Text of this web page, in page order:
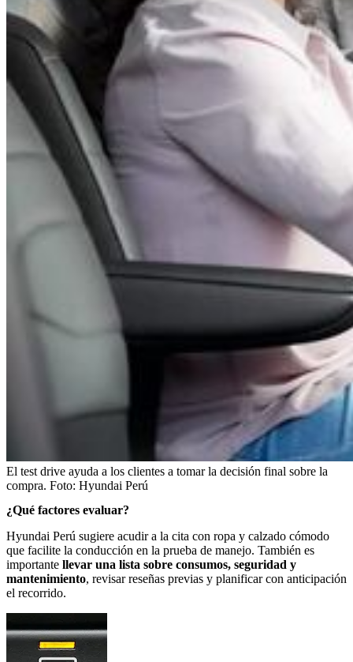
El test drive ayuda a los clientes a tomar la decisión final sobre la
compra. Foto: Hyundai Perú
¿Qué factores evaluar?
Hyundai Perú sugiere acudir a la cita con ropa y calzado cómodo
que facilite la conducción en la prueba de manejo. También es
importante llevar una lista sobre consumos, seguridad y
mantenimiento, revisar reseñas previas y planificar con anticipación
el recorrido.